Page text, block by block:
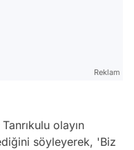
Reklam
olayın
söyleyerek, 'Biz